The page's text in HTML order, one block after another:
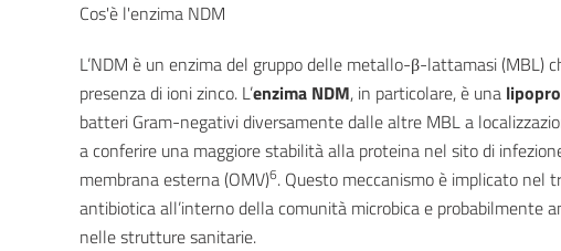
Cos'è l'enzima NDM
L’NDM è un enzima del gruppo delle metallo-β-lattamasi (MBL)
presenza di ioni zinco. L’enzima NDM, in particolare, è una
batteri Gram-negativi diversamente dalle altre MBL a
a conferire una maggiore stabilità alla proteina nel sito di
membrana esterna (OMV)6. Questo meccanismo è implicato
antibiotica all’interno della comunità microbica e probabilmente
nelle strutture sanitarie.